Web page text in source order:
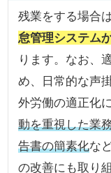
残業をする場合
怠管理システム
ります。なお、
め、日常的な声
外労働の適正化
動を重視した業
告書の簡素化な
の改善にも取り